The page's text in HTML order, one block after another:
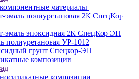
материалы
эмаль полиуретановая 2К СпецКор
эмаль эпоксидная 2К СпецКор ЭП
полиуретановая УР-1012
грунт Спецкор-ЭП
композиции
композиции